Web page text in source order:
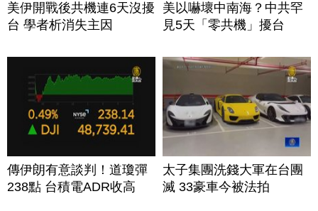
美伊開戰後共機連6天沒擾
台 學者析消失主因
美以嚇壞中南海？中共罕
見5天「零共機」擾台
傳伊朗有意談判！道瓊彈
238點 台積電ADR收高
太子集團洗錢大軍在台團
滅 33豪車今被法拍